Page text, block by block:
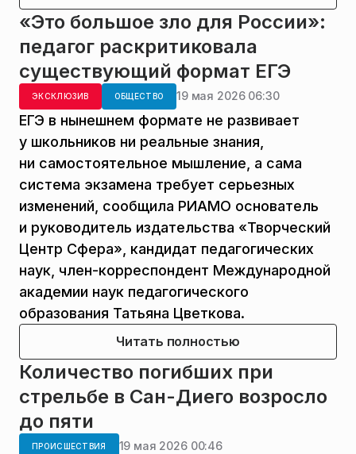
«Это большое зло для России»:
педагог раскритиковала
существующий формат ЕГЭ
ЭКСКЛЮЗИВ ОБЩЕСТВО 19 мая 2026 06:30
ЕГЭ в нынешнем формате не развивает
у школьников ни реальные знания,
ни самостоятельное мышление, а сама
система экзамена требует серьезных
изменений, сообщила РИАМО основатель
и руководитель издательства «Творческий
Центр Сфера», кандидат педагогических
наук, член-корреспондент Международной
академии наук педагогического
образования Татьяна Цветкова.
Читать полностью
Количество погибших при
стрельбе в Сан-Диего возросло
до пяти
ПРОИСШЕСТВИЯ 19 мая 2026 00:46